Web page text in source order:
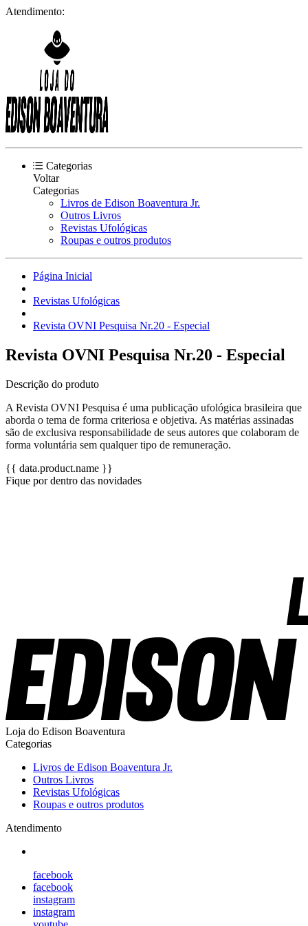
Atendimento:
Categorias
Voltar
Categorias
Livros de Edison Boaventura Jr.
Outros Livros
Revistas Ufológicas
Roupas e outros produtos
Página Inicial
Revistas Ufológicas
Revista OVNI Pesquisa Nr.20 - Especial
Revista OVNI Pesquisa Nr.20 - Especial
Descrição do produto
A Revista OVNI Pesquisa é uma publicação ufológica brasileira que
aborda o tema de forma criteriosa e objetiva. As matérias assinadas
são de exclusiva responsabilidade de seus autores que colaboram de
forma voluntária sem qualquer tipo de remuneração.
{{ data.product.name }}
Fique por dentro das novidades
Loja do Edison Boaventura
Categorias
Livros de Edison Boaventura Jr.
Outros Livros
Revistas Ufológicas
Roupas e outros produtos
Atendimento
facebook
facebook
instagram
instagram